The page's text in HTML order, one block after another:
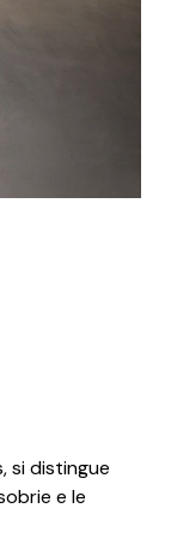
si distingue
e le